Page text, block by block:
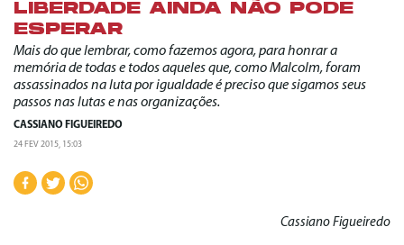
LIBERDADE AINDA NÃO PODE
ESPERAR
Mais do que lembrar, como fazemos agora, para honrar a
memória de todas e todos aqueles que, como Malcolm, foram
assassinados na luta por igualdade é preciso que sigamos seus
passos nas lutas e nas organizações.
CASSIANO FIGUEIREDO
24 FEV 2015, 15:03
Cassiano Figueiredo